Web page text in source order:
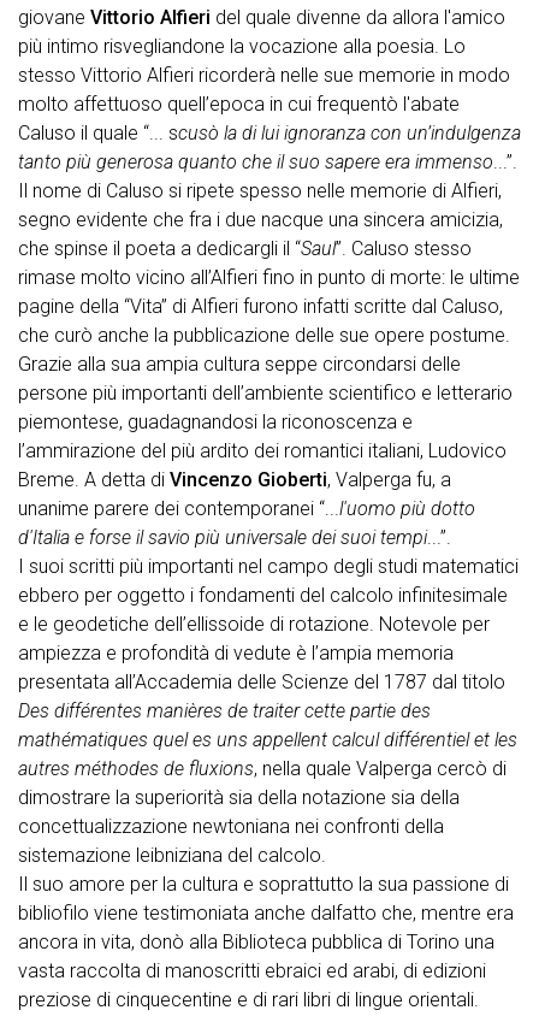
giovane Vittorio Alfieri del quale divenne da allora l'amico
più intimo risvegliandone la vocazione alla poesia. Lo
stesso Vittorio Alfieri ricorderà nelle sue memorie in modo
molto affettuoso quell’epoca in cui frequentò l'abate
Caluso il quale “... scusò la di lui ignoranza con un’indulgenza
tanto più generosa quanto che il suo sapere era immenso...”.
Il nome di Caluso si ripete spesso nelle memorie di Alfieri,
segno evidente che fra i due nacque una sincera amicizia,
che spinse il poeta a dedicargli il “Saul”. Caluso stesso
rimase molto vicino all’Alfieri fino in punto di morte: le ultime
pagine della “Vita” di Alfieri furono infatti scritte dal Caluso,
che curò anche la pubblicazione delle sue opere postume.
Grazie alla sua ampia cultura seppe circondarsi delle
persone più importanti dell’ambiente scientifico e letterario
piemontese, guadagnandosi la riconoscenza e
l’ammirazione del più ardito dei romantici italiani, Ludovico
Breme. A detta di Vincenzo Gioberti, Valperga fu, a
unanime parere dei contemporanei “...l'uomo più dotto
d'Italia e forse il savio più universale dei suoi tempi...”.
I suoi scritti più importanti nel campo degli studi matematici
ebbero per oggetto i fondamenti del calcolo infinitesimale
e le geodetiche dell’ellissoide di rotazione. Notevole per
ampiezza e profondità di vedute è l’ampia memoria
presentata all’Accademia delle Scienze del 1787 dal titolo
Des différentes manières de traiter cette partie des
mathématiques quel es uns appellent calcul différentiel et les
autres méthodes de fluxions, nella quale Valperga cercò di
dimostrare la superiorità sia della notazione sia della
concettualizzazione newtoniana nei confronti della
sistemazione leibniziana del calcolo.
Il suo amore per la cultura e soprattutto la sua passione di
bibliofilo viene testimoniata anche dalfatto che, mentre era
ancora in vita, donò alla Biblioteca pubblica di Torino una
vasta raccolta di manoscritti ebraici ed arabi, di edizioni
preziose di cinquecentine e di rari libri di lingue orientali.